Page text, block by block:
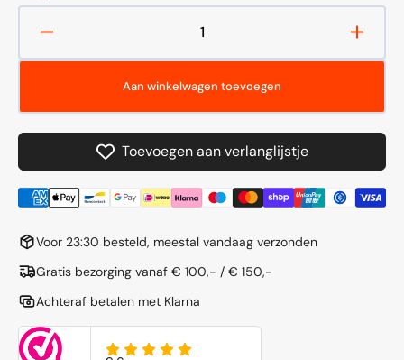
verlagen
Sapphire
ART-
-
150cm
Aantal
ART-
-
150cm
Aan winkelwagen toevoegen
Toevoegen aan verlanglijstje
Voor 23:30 besteld, meestal vandaag verzonden
Gratis bezorging vanaf € 100,- / € 150,-
Achteraf betalen met Klarna